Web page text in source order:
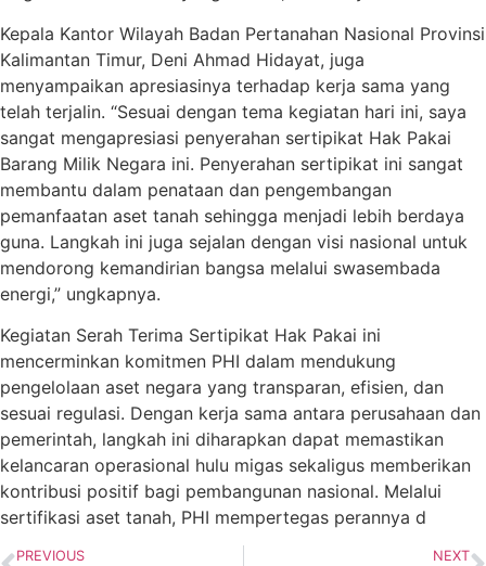
Kepala Kantor Wilayah Badan Pertanahan Nasional Provinsi
Kalimantan Timur, Deni Ahmad Hidayat, juga
menyampaikan apresiasinya terhadap kerja sama yang
telah terjalin. “Sesuai dengan tema kegiatan hari ini, saya
sangat mengapresiasi penyerahan sertipikat Hak Pakai
Barang Milik Negara ini. Penyerahan sertipikat ini sangat
membantu dalam penataan dan pengembangan
pemanfaatan aset tanah sehingga menjadi lebih berdaya
guna. Langkah ini juga sejalan dengan visi nasional untuk
mendorong kemandirian bangsa melalui swasembada
energi,” ungkapnya.
Kegiatan Serah Terima Sertipikat Hak Pakai ini
mencerminkan komitmen PHI dalam mendukung
pengelolaan aset negara yang transparan, efisien, dan
sesuai regulasi. Dengan kerja sama antara perusahaan dan
pemerintah, langkah ini diharapkan dapat memastikan
kelancaran operasional hulu migas sekaligus memberikan
kontribusi positif bagi pembangunan nasional. Melalui
sertifikasi aset tanah, PHI mempertegas perannya d
PREVIOUS NEXT